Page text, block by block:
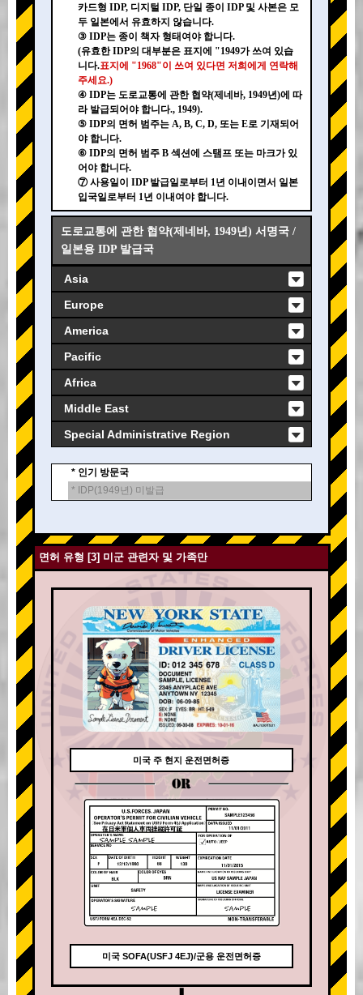
카드형 IDP, 디지털 IDP, 단일 종이 IDP 및 사본은 모
두 일본에서 유효하지 않습니다.
③ IDP는 종이 책자 형태여야 합니다.
(유효한 IDP의 대부분은 표지에 "1949가 쓰여 있습
니다.표지에 "1968"이 쓰여 있다면 저희에게 연락해
주세요.)
④ IDP는 도로교통에 관한 협약(제네바, 1949년)에 따
라 발급되어야 합니다., 1949).
⑤ IDP의 면허 범주는 A, B, C, D, 또는 E로 기재되어
야 합니다.
⑥ IDP의 면허 범주 B 섹션에 스탬프 또는 마크가 있
어야 합니다.
⑦ 사용일이 IDP 발급일로부터 1년 이내이면서 일본
입국일로부터 1년 이내여야 합니다.
도로교통에 관한 협약(제네바, 1949년) 서명국 /
일본용 IDP 발급국
Asia
Europe
America
Pacific
Africa
Middle East
Special Administrative Region
* 인기 방문국
* IDP(1949년) 미발급
면허 유형 [3] 미군 관련자 및 가족만
미국 주 현지 운전면허증
OR
미국 SOFA(USFJ 4EJ)/군용 운전면허증